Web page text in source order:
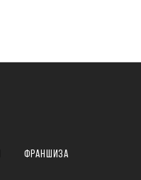
ФРАНШИЗА